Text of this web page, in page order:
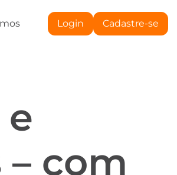
Login Cadastre-se
com